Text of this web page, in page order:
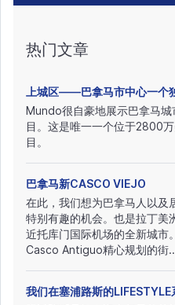
热门文章
上城区——巴拿马市中心一个
Mundo很自豪地展示巴拿马
目。这是唯一一个位于2800
目。
巴拿马新CASCO VIEJO
在此，我们想为巴拿马人以及
特别有趣的机会。也是拉丁
近托库门国际机场的全新城市
Casco Antiguo精心规划的街
我们在塞浦路斯的LIFESTYLE